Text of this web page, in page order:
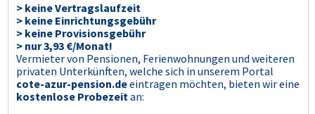
> keine Vertragslaufzeit
> keine Einrichtungsgebühr
> keine Provisionsgebühr
> nur 3,93 €/Monat!
Vermieter von Pensionen, Ferienwohnungen und weiteren
privaten Unterkünften, welche sich in unserem Portal
cote-azur-pension.deeintragen möchten, bieten wir eine
kostenlose Probezeitan: